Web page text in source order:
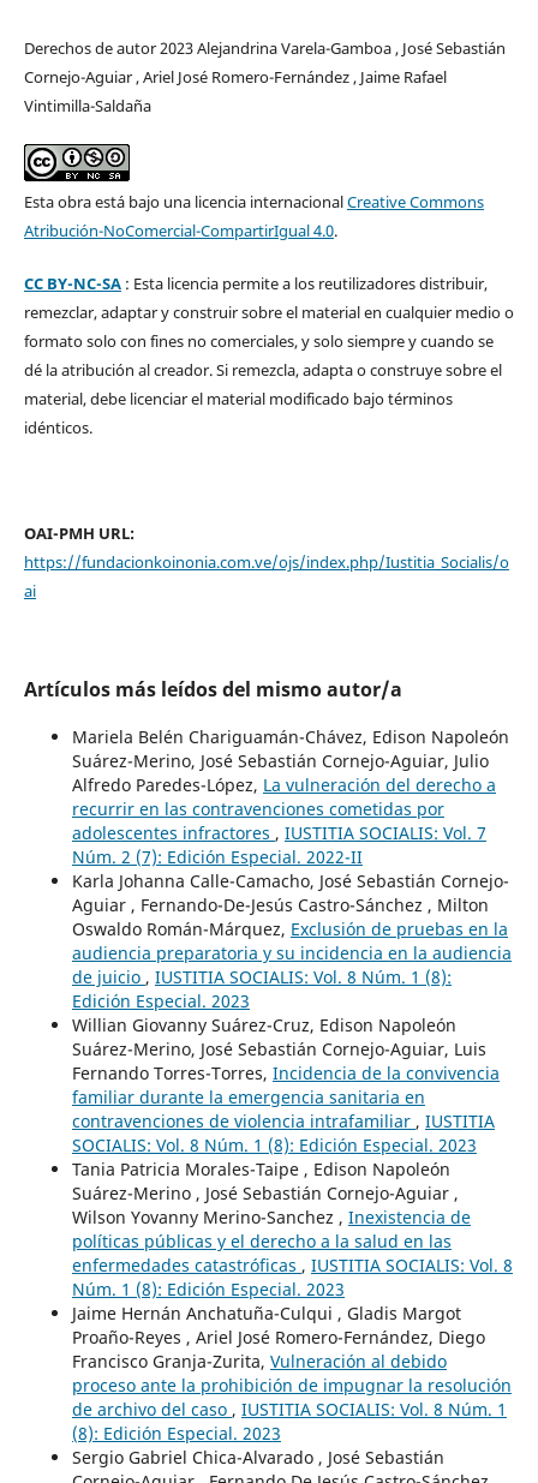
Derechos de autor 2023 Alejandrina Varela-Gamboa , José Sebastián
Cornejo-Aguiar , Ariel José Romero-Fernández , Jaime Rafael
Vintimilla-Saldaña
Esta obra está bajo una licencia internacionalCreative Commons
Atribución-NoComercial-CompartirIgual 4.0.
CC BY-NC-SA: Esta licencia permite a los reutilizadores distribuir,
remezclar, adaptar y construir sobre el material en cualquier medio o
formato solo con fines no comerciales, y solo siempre y cuando se
dé la atribución al creador. Si remezcla, adapta o construye sobre el
material, debe licenciar el material modificado bajo términos
idénticos.
OAI-PMH URL:
https://fundacionkoinonia.com.ve/ojs/index.php/Iustitia_Socialis/o
ai
Artículos más leídos del mismo autor/a
Mariela Belén Chariguamán-Chávez, Edison Napoleón
Suárez-Merino, José Sebastián Cornejo-Aguiar, Julio
Alfredo Paredes-López, La vulneración del derecho a
recurrir en las contravenciones cometidas por
adolescentes infractores , IUSTITIA SOCIALIS: Vol. 7
Núm. 2 (7): Edición Especial. 2022-II
Karla Johanna Calle-Camacho, José Sebastián Cornejo-
Aguiar , Fernando-De-Jesús Castro-Sánchez , Milton
Oswaldo Román-Márquez, Exclusión de pruebas en la
audiencia preparatoria y su incidencia en la audiencia
de juicio , IUSTITIA SOCIALIS: Vol. 8 Núm. 1 (8):
Edición Especial. 2023
Willian Giovanny Suárez-Cruz, Edison Napoleón
Suárez-Merino, José Sebastián Cornejo-Aguiar, Luis
Fernando Torres-Torres, Incidencia de la convivencia
familiar durante la emergencia sanitaria en
contravenciones de violencia intrafamiliar , IUSTITIA
SOCIALIS: Vol. 8 Núm. 1 (8): Edición Especial. 2023
Tania Patricia Morales-Taipe , Edison Napoleón
Suárez-Merino , José Sebastián Cornejo-Aguiar ,
Wilson Yovanny Merino-Sanchez , Inexistencia de
políticas públicas y el derecho a la salud en las
enfermedades catastróficas , IUSTITIA SOCIALIS: Vol. 8
Núm. 1 (8): Edición Especial. 2023
Jaime Hernán Anchatuña-Culqui , Gladis Margot
Proaño-Reyes , Ariel José Romero-Fernández, Diego
Francisco Granja-Zurita, Vulneración al debido
proceso ante la prohibición de impugnar la resolución
de archivo del caso , IUSTITIA SOCIALIS: Vol. 8 Núm. 1
(8): Edición Especial. 2023
Sergio Gabriel Chica-Alvarado , José Sebastián